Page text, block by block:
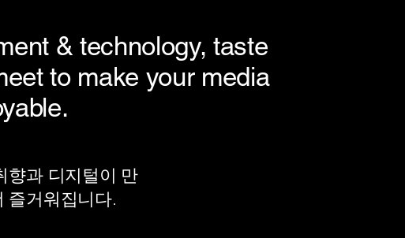
& technology, taste
to make your media
향과 디지털이 만
즐거워집니다.